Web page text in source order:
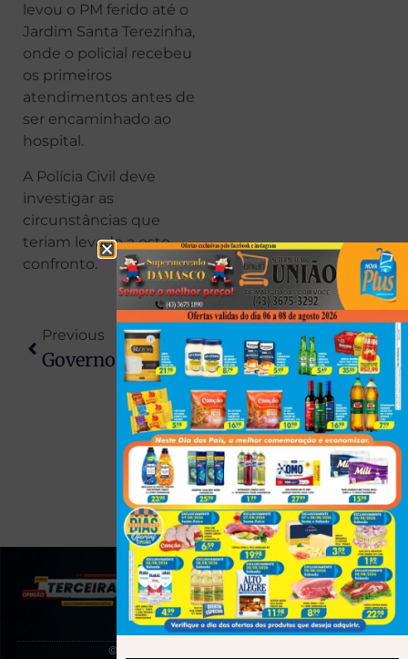
levou o PM ferido até o
Jardim Santa Terezinha,
onde o policial recebeu
os primeiros
atendimentos antes de
ser encaminhado ao
hospital.
A Polícia Civil deve
investigar as
circunstâncias que
teriam levado a este
confronto.
Previous
Governo Estadual Confirma Curso Público De Medicina Na Unespar De Apucarana
Next
Mulher É Presa Após Tentar Matar Cabelereiro Por Não Gostar Do Corte De Cabelo
(43) 991545950
© 2025 Todos os direitos reservados